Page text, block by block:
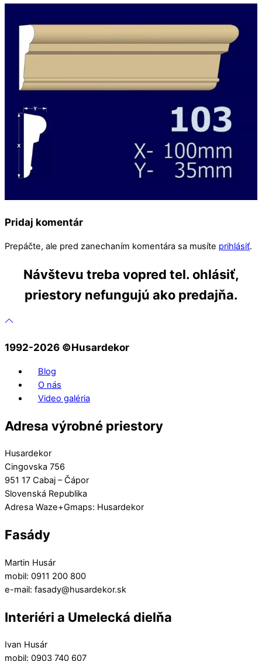
Pridaj komentár
Prepáčte, ale pred zanechaním komentára sa musíte prihlásiť.
Návštevu treba vopred tel. ohlásiť,
priestory nefungujú ako predajňa.
1992-2026 ©️Husardekor
Blog
O nás
Video galéria
Adresa výrobné priestory
Husardekor
Cingovska 756
951 17 Cabaj – Čápor
Slovenská Republika
Adresa Waze+Gmaps: Husardekor
Fasády
Martin Husár
mobil: 0911 200 800
e-mail: fasady@husardekor.sk
Interiéri a Umelecká dielňa
Ivan Husár
mobil: 0903 740 607